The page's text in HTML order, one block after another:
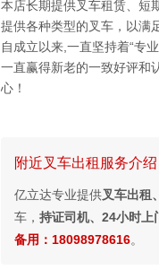
本店长期提供叉车租赁、短
提供各种类型的叉车，以满
自成立以来,一直坚持着“专
一直赢得新老的一致好评和
心！
附近叉车出租服务介绍
亿立达专业提供叉车出租
车， 持证司机、24小时上
备用：18098978616。